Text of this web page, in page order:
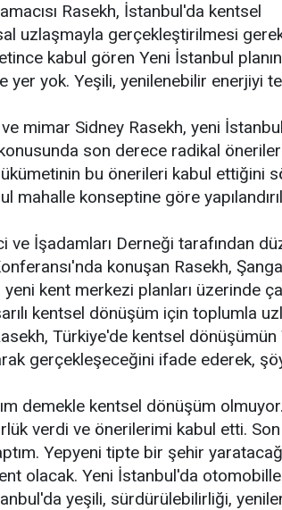
Rasekh, İstanbul'da kentsel
uzlaşmayla gerçekleştirilmesi
kabul gören Yeni İstanbul
yer yok. Yeşili, yenilenebilir enerjiyi
ve mimar Sidney Rasekh, yeni
son derece radikal
bu önerileri kabul ettiğini
mahalle konseptine göre
ve İşadamları Derneği tarafından
konuşan Rasekh,
kent merkezi planları üzerinde
kentsel dönüşüm için toplumla
Türkiye'de kentsel dönüşümün
gerçekleşeceğini ifade ederek,
demekle kentsel dönüşüm
verdi ve önerilerimi kabul etti.
Yepyeni tipte bir şehir
olacak. Yeni İstanbul'da
yeşili, sürdürülebilirliği,